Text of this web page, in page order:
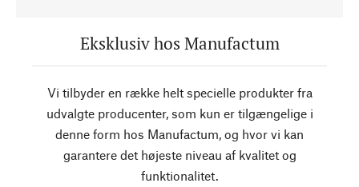
Eksklusiv hos Manufactum
Vi tilbyder en række helt specielle produkter fra
udvalgte producenter, som kun er tilgængelige i
denne form hos Manufactum, og hvor vi kan
garantere det højeste niveau af kvalitet og
funktionalitet.